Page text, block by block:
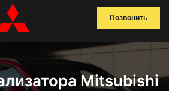
Позвонить
Mitsubishi